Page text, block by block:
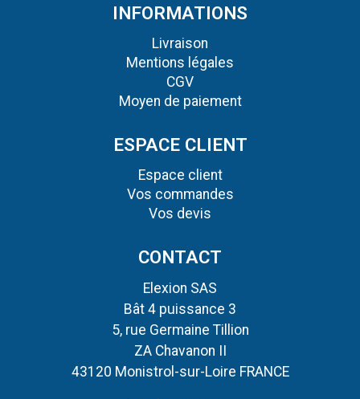
INFORMATIONS
Livraison
Mentions légales
CGV
Moyen de paiement
ESPACE CLIENT
Espace client
Vos commandes
Vos devis
CONTACT
Elexion SAS
Bât 4 puissance 3
5, rue Germaine Tillion
ZA Chavanon II
43120 Monistrol-sur-Loire FRANCE